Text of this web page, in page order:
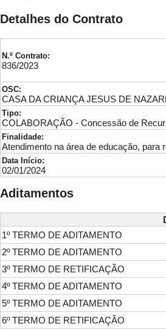
Detalhes do Contrato
N.º Contrato:
836/2023
OSC:
CASA DA CRIANÇA JESUS DE
Tipo:
COLABORAÇÃO - Concessão de
Finalidade:
Atendimento na área de educação,
Data Início:
02/01/2024
Aditamentos
1º TERMO DE ADITAMENTO
2º TERMO DE ADITAMENTO
3º TERMO DE RETIFICAÇÃO
4º TERMO DE ADITAMENTO
5º TERMO DE ADITAMENTO
6º TERMO DE RETIFICAÇÃO